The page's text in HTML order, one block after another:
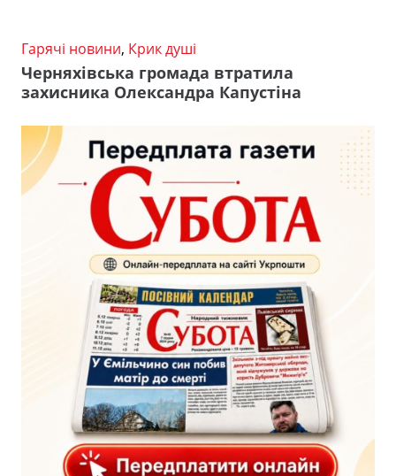
Гарячі новини, Крик душі
Черняхівська громада втратила
захисника Олександра Капустіна